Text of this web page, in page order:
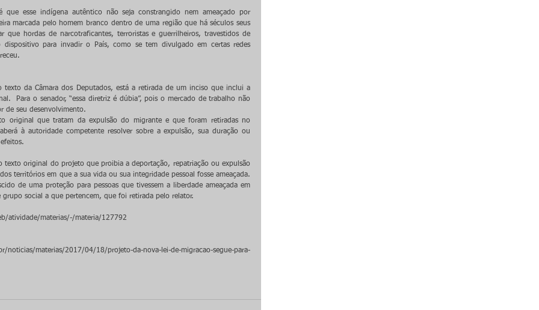
esse indígena autêntico não seja constrangido nem ameaçado por
marcada pelo homem branco dentro de uma região que há séculos seus
que hordas de narcotraficantes, terroristas e guerrilheiros, travestidos de
dispositivo para invadir o País, como se tem divulgado em certas redes
texto da Câmara dos Deputados, está a retirada de um inciso que inclui a
Para o senador, “essa diretriz é dúbia”, pois o mercado de trabalho não
de seu desenvolvimento.
original que tratam da expulsão do migrante e que foram retiradas no
à autoridade competente resolver sobre a expulsão, sua duração ou
o texto original do projeto que proibia a deportação, repatriação ou expulsão
territórios em que a sua vida ou sua integridade pessoal fosse ameaçada.
de uma proteção para pessoas que tivessem a liberdade ameaçada em
social a que pertencem, que foi retirada pelo relator.
atividade/materias/-/materia/127792
materias/2017/04/18/projeto-da-nova-lei-de-migracao-segue-para-